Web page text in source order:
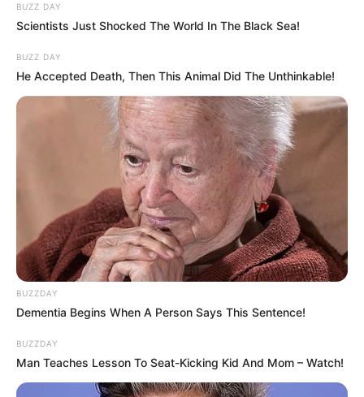
BUZZ DAY
Scientists Just Shocked The World In The Black Sea!
BUZZ DAY
He Accepted Death, Then This Animal Did The Unthinkable!
BUZZDAY
Dementia Begins When A Person Says This Sentence!
BUZZDAY
Man Teaches Lesson To Seat-Kicking Kid And Mom – Watch!